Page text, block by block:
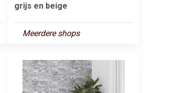
grijs en beige
Meerdere shops